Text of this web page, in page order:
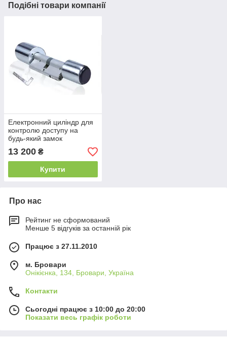
Подібні товари компанії
Електронний циліндр для
контролю доступу на
будь-який замок
євростандарту
13 200 ₴
Купити
Про нас
Рейтинг не сформований
Менше 5 відгуків за останній рік
Працює з 27.11.2010
м. Бровари
Онікієнка, 134, Бровари, Україна
Контакти
Сьогодні працює з 10:00 до 20:00
Показати весь графік роботи